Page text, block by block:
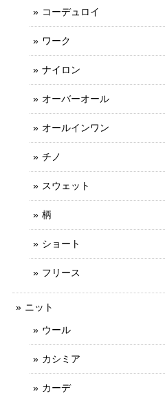
コーデュロイ
ワーク
ナイロン
オーバーオール
オールインワン
チノ
スウェット
柄
ショート
フリース
ニット
ウール
カシミア
カーデ